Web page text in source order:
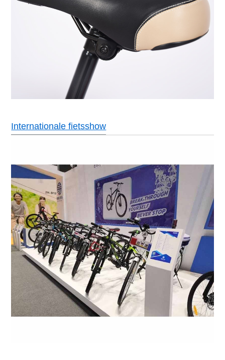
Internationale fietsshow